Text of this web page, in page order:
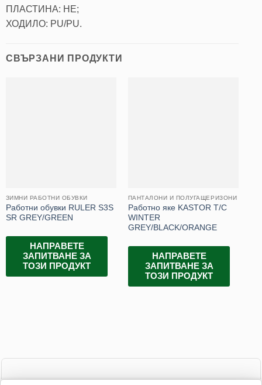
ПЛАСТИНА: НЕ;
ХОДИЛО: PU/PU.
СВЪРЗАНИ ПРОДУКТИ
ЗИМНИ РАБОТНИ ОБУВКИ
Работни обувки RULER S3S
SR GREY/GREEN
НАПРАВЕТЕ
ЗАПИТВАНЕ ЗА
ТОЗИ ПРОДУКТ
ПАНТАЛОНИ И ПОЛУГАЩЕРИЗОНИ
Работно яке KASTOR T/C
WINTER
GREY/BLACK/ORANGE
НАПРАВЕТЕ
ЗАПИТВАНЕ ЗА
ТОЗИ ПРОДУКТ